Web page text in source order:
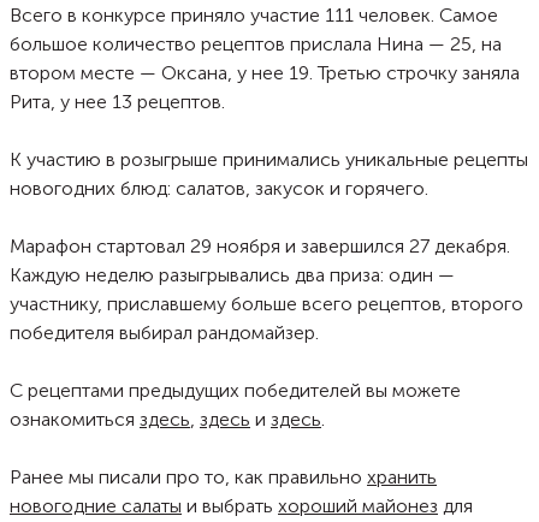
Всего в конкурсе приняло участие 111 человек. Самое
большое количество рецептов прислала Нина — 25, на
втором месте — Оксана, у нее 19. Третью строчку заняла
Рита, у нее 13 рецептов.
К участию в розыгрыше принимались уникальные рецепты
новогодних блюд: салатов, закусок и горячего.
Марафон стартовал 29 ноября и завершился 27 декабря.
Каждую неделю разыгрывались два приза: один —
участнику, приславшему больше всего рецептов, второго
победителя выбирал рандомайзер.
С рецептами предыдущих победителей вы можете
ознакомиться здесь, здесь и здесь.
Ранее мы писали про то, как правильно хранить
новогодние салаты и выбрать хороший майонез для